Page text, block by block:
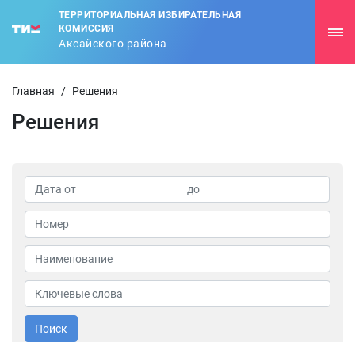
ТЕРРИТОРИАЛЬНАЯ ИЗБИРАТЕЛЬНАЯ
КОМИССИЯ
Аксайского района
Главная / Решения
Решения
Поиск